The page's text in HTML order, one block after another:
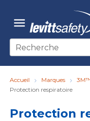
Skip to main
menu
Recherche sur le site
Accueil Marques
Protection respiratoire
Protection